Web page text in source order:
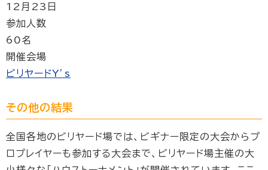
12月23日
参加人数
60名
開催会場
ビリヤードY’s
その他の結果
全国各地のビリヤード場では、ビギナー限定の大会からプ
ロプレイヤーも参加する大会まで、ビリヤード場主催の大